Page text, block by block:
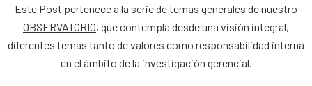
Este Post pertenece a la serie de temas generales de nuestro
OBSERVATORIO, que contempla desde una visión integral,
diferentes temas tanto de valores como responsabilidad interna
en el ámbito de la investigación gerencial.